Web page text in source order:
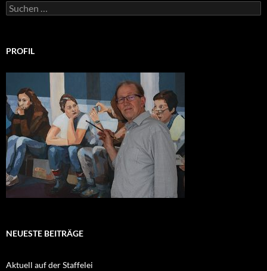
Suchen
nach:
PROFIL
NEUESTE BEITRÄGE
Aktuell auf der Staffelei